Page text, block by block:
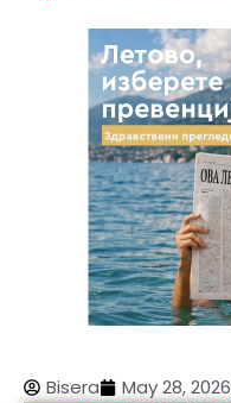
Bisera May 28, 2026